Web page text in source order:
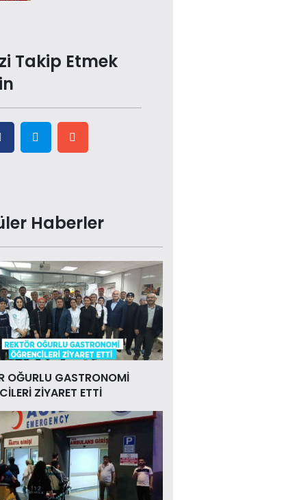
Takip Etmek
Haberler
OĞURLU GASTRONOMİ
ZİYARET ETTİ